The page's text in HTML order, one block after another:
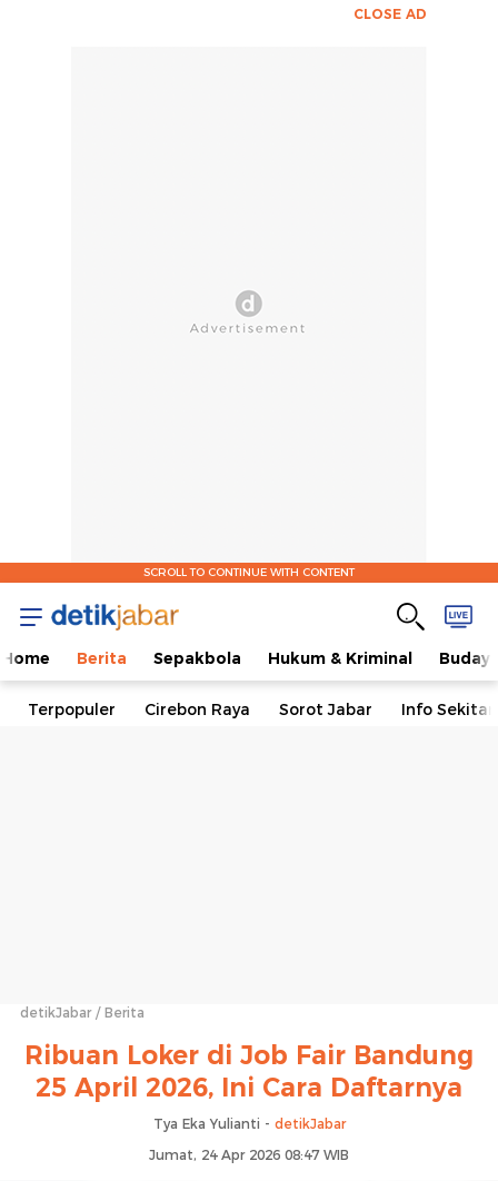
CLOSE AD
SCROLL TO CONTINUE WITH CONTENT
Home Berita Sepakbola Hukum & Kriminal
Terpopuler Cirebon Raya Sorot Jabar Info
detikJabar Berita
Ribuan Loker di Job Fair Bandung
25 April 2026, Ini Cara Daftarnya
Tya Eka Yulianti - detikJabar
Jumat, 24 Apr 2026 08:47 WIB